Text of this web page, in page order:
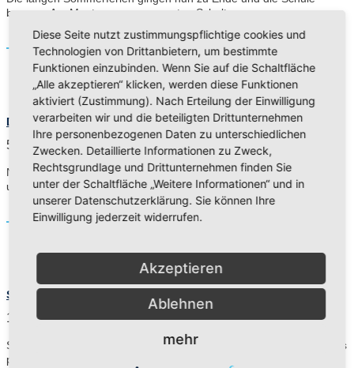
begann. Am Montag, unserem ersten Schultag…
Read More
Die letzten Schultage
5. August 2022
Nun ging das Schuljahr zu Ende. In der letzten Schulwoche
unternahmen wir verschiedene Aktivitäten.…
Read More
Schule auf dem Eis
17. Februar 2022
Schule auf dem Eis Der liebe Gott war uns gnädig und schenkte uns
perfektes Wunderlandwetter zum…
Diese Seite nutzt zustimmungspflichtige cookies und
Technologien von Drittanbietern, um bestimmte
Funktionen einzubinden. Wenn Sie auf die Schaltfläche
„Alle akzeptieren“ klicken, werden diese Funktionen
aktiviert (Zustimmung). Nach Erteilung der Einwilligung
verarbeiten wir und die beteiligten Drittunternehmen
Ihre personenbezogenen Daten zu unterschiedlichen
Zwecken. Detaillierte Informationen zu Zweck,
Rechtsgrundlage und Drittunternehmen finden Sie
unter der Schaltfläche „Weitere Informationen“ und in
unserer Datenschutzerklärung. Sie können Ihre
Einwilligung jederzeit widerrufen.
Akzeptieren
Ablehnen
mehr